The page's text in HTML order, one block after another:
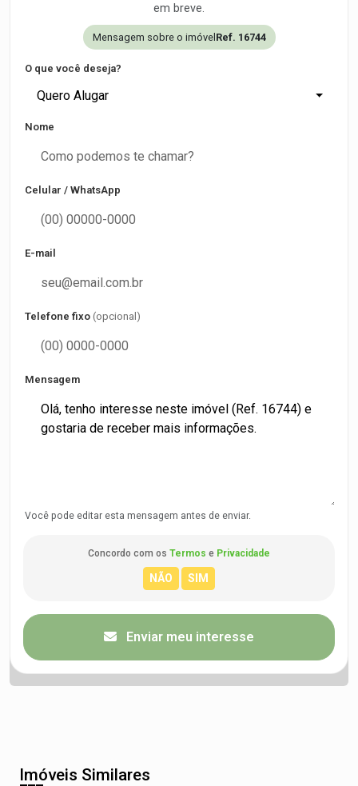
em breve.
Mensagem sobre o imóvel Ref. 16744
O que você deseja?
Quero Alugar
Nome
Celular / WhatsApp
E-mail
Telefone fixo (opcional)
Mensagem
Você pode editar esta mensagem antes de enviar.
Concordo com os Termos e Privacidade
Enviar meu interesse
Imóveis Similares